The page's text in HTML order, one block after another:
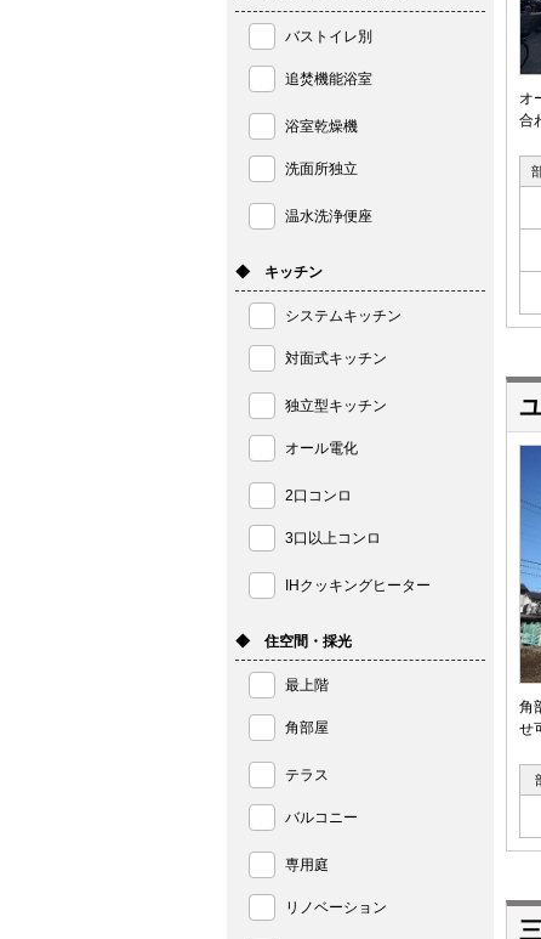
オ
合
角
せ
バストイレ別
追焚機能浴室
浴室乾燥機
洗面所独立
温水洗浄便座
◆ キッチン
システムキッチン
対面式キッチン
独立型キッチン
オール電化
2口コンロ
3口以上コンロ
IHクッキングヒーター
◆ 住空間・採光
最上階
角部屋
テラス
バルコニー
専用庭
リノベーション